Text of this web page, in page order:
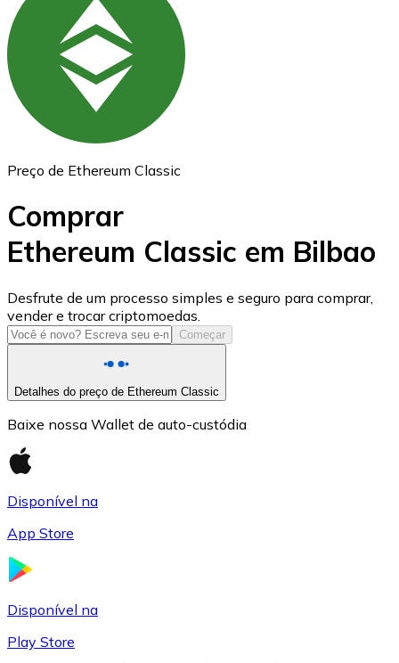
Ethereum
ETH
USD Coin
USDC
Preço de Ethereum Classic
Comprar
Ethereum Classic em Bilbao
Desfrute de um processo simples e seguro para comprar,
vender e trocar criptomoedas.
Começar
Detalhes do preço de Ethereum Classic
Baixe nossa Wallet de auto-custódia
Disponível na
App Store
Disponível na
Play Store